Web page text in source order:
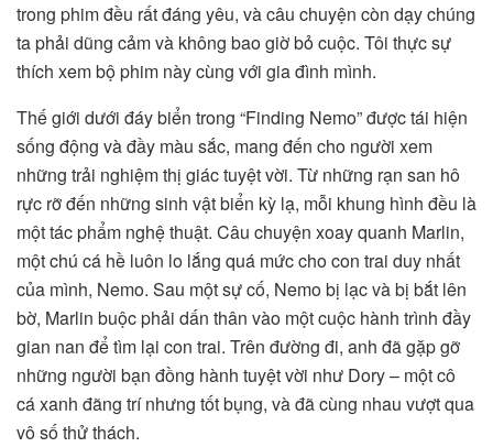
trong phim đều rất đáng yêu, và câu chuyện còn dạy chúng
ta phải dũng cảm và không bao giờ bỏ cuộc. Tôi thực sự
thích xem bộ phim này cùng với gia đình mình.
Thế giới dưới đáy biển trong “Finding Nemo” được tái hiện
sống động và đầy màu sắc, mang đến cho người xem
những trải nghiệm thị giác tuyệt vời. Từ những rạn san hô
rực rỡ đến những sinh vật biển kỳ lạ, mỗi khung hình đều là
một tác phẩm nghệ thuật. Câu chuyện xoay quanh Marlin,
một chú cá hề luôn lo lắng quá mức cho con trai duy nhất
của mình, Nemo. Sau một sự cố, Nemo bị lạc và bị bắt lên
bờ, Marlin buộc phải dấn thân vào một cuộc hành trình đầy
gian nan để tìm lại con trai. Trên đường đi, anh đã gặp gỡ
những người bạn đồng hành tuyệt vời như Dory – một cô
cá xanh đãng trí nhưng tốt bụng, và đã cùng nhau vượt qua
vô số thử thách.